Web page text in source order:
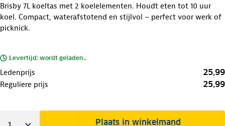
Brisby 7L koeltas met 2 koelelementen. Houdt eten tot 10 uur
koel. Compact, waterafstotend en stijlvol – perfect voor werk of
picknick.
Levertijd: wordt geladen..
Ledenprijs 25,99
Reguliere prijs 25,99
Plaats in winkelmand